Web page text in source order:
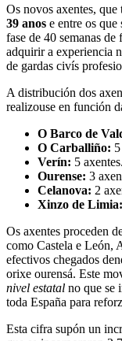
Os novos axentes, que
39 anos e entre os que
fase de 40 semanas
adquirir a experiencia
de gardas civís
A distribución dos
realizouse en función
O Barco de
O Carballiño:
Verín: 5 axentes.
Ourense: 3
Celanova: 2
Xinzo de Limia:
Os axentes proceden
como Castela e León,
efectivos chegados
orixe ourensá. Este
nivel estatal no que se
toda España para
Esta cifra supón un